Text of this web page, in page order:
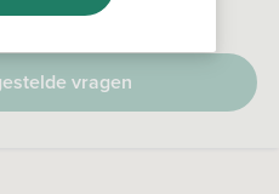
vragen